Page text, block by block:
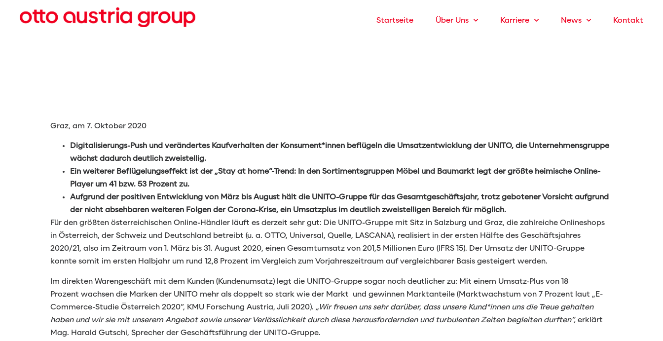
Startseite Über Uns Karriere News Kontakt
Graz, am 7. Oktober 2020
Digitalisierungs-Push und verändertes Kaufverhalten der Konsument*innen beflügeln die Umsatzentwicklung der UNITO, die Unternehmensgruppe
wächst dadurch deutlich zweistellig.
Ein weiterer Beflügelungseffekt ist der „Stay at home“-Trend: In den Sortimentsgruppen Möbel und Baumarkt legt der größte heimische Online-
Player um 41 bzw. 53 Prozent zu.
Aufgrund der positiven Entwicklung von März bis August hält die UNITO-Gruppe für das Gesamtgeschäftsjahr, trotz gebotener Vorsicht aufgrund
der nicht absehbaren weiteren Folgen der Corona-Krise, ein Umsatzplus im deutlich zweistelligen Bereich für möglich.
Für den größten österreichischen Online-Händler läuft es derzeit sehr gut: Die UNITO-Gruppe mit Sitz in Salzburg und Graz, die zahlreiche Onlineshops
in Österreich, der Schweiz und Deutschland betreibt (u. a. OTTO, Universal, Quelle, LASCANA), realisiert in der ersten Hälfte des Geschäftsjahres
2020/21, also im Zeitraum von 1. März bis 31. August 2020, einen Gesamtumsatz von 201,5 Millionen Euro (IFRS 15). Der Umsatz der UNITO-Gruppe
konnte somit im ersten Halbjahr um rund 12,8 Prozent im Vergleich zum Vorjahreszeitraum auf vergleichbarer Basis gesteigert werden.
Im direkten Warengeschäft mit dem Kunden (Kundenumsatz) legt die UNITO-Gruppe sogar noch deutlicher zu: Mit einem Umsatz-Plus von 18
Prozent wachsen die Marken der UNITO mehr als doppelt so stark wie der Markt und gewinnen Marktanteile (Marktwachstum von 7 Prozent laut „E-
Commerce-Studie Österreich 2020“, KMU Forschung Austria, Juli 2020). „Wir freuen uns sehr darüber, dass unsere Kund*innen uns die Treue gehalten
haben und wir sie mit unserem Angebot sowie unserer Verlässlichkeit durch diese herausfordernden und turbulenten Zeiten begleiten durften“, erklärt
Mag. Harald Gutschi, Sprecher der Geschäftsführung der UNITO-Gruppe.